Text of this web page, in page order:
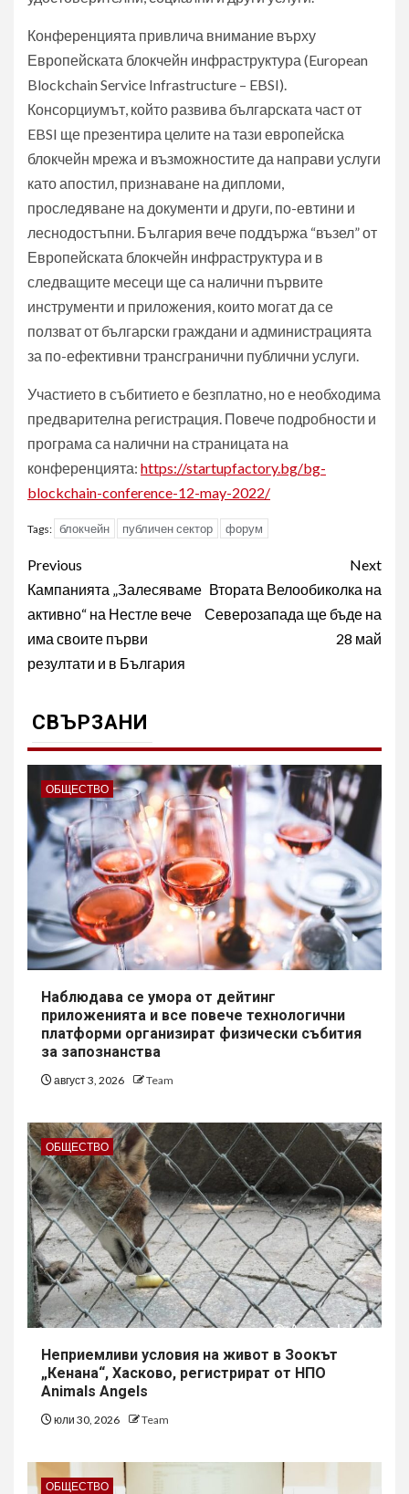
Конференцията привлича внимание върху
Европейската блокчейн инфраструктура (European
Blockchain Service Infrastructure – EBSI).
Консорциумът, който развива българската част от
EBSI ще презентира целите на тази европейска
блокчейн мрежа и възможностите да направи услуги
като апостил, признаване на дипломи,
проследяване на документи и други, по-евтини и
леснодостъпни. България вече поддържа “възел” от
Европейската блокчейн инфраструктура и в
следващите месеци ще са налични първите
инструменти и приложения, които могат да се
ползват от български граждани и администрацията
за по-ефективни трансгранични публични услуги.
Участието в събитието е безплатно, но е необходима
предварителна регистрация. Повече подробности и
програма са налични на страницата на
конференцията: https://startupfactory.bg/bg-
blockchain-conference-12-may-2022/
Tags: блокчейн публичен сектор форум
Post
navigation
Previous
Кампанията „Залесяваме
активно“ на Нестле вече
има своите първи
резултати и в България
Next
Втората Велообиколка на
Северозапада ще бъде на
28 май
СВЪРЗАНИ
ОБЩЕСТВО
Наблюдава се умора от дейтинг
приложенията и все повече технологични
платформи организират физически събития
за запознанства
август 3, 2026 Team
ОБЩЕСТВО
Неприемливи условия на живот в Зоокът
„Кенана“, Хасково, регистрират от НПО
Animals Angels
юли 30, 2026 Team
ОБЩЕСТВО